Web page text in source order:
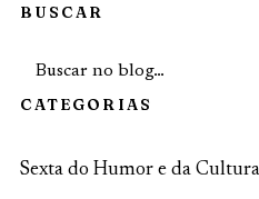
BUSCAR
CATEGORIAS
Sexta do Humor e da